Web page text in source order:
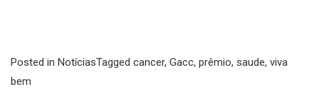
Posted in NotíciasTagged cancer, Gacc, prêmio, saude, viva
bem